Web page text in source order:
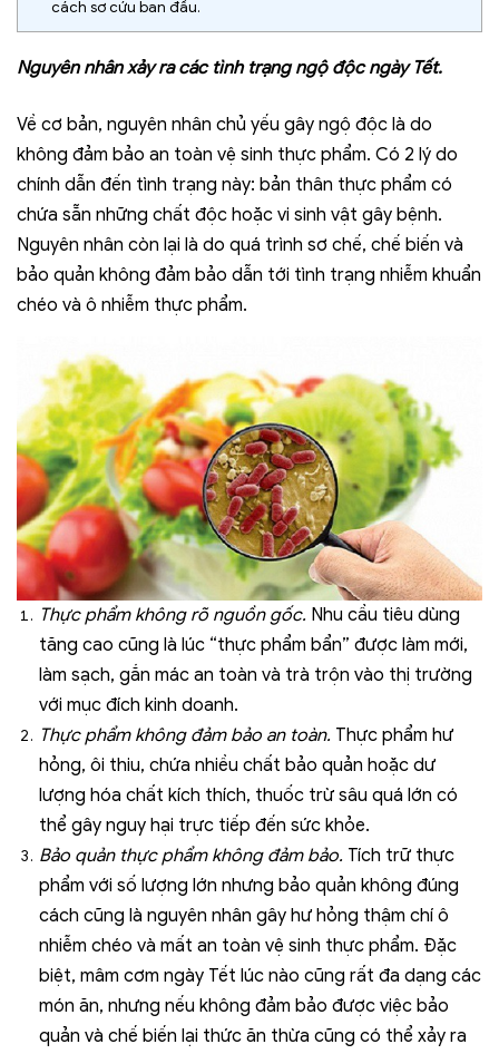
cách sơ cứu ban đầu.
Nguyên nhân xảy ra các tình trạng ngộ độc ngày Tết.
Về cơ bản, nguyên nhân chủ yếu gây ngộ độc là do
không đảm bảo an toàn vệ sinh thực phẩm. Có 2 lý do
chính dẫn đến tình trạng này: bản thân thực phẩm có
chứa sẵn những chất độc hoặc vi sinh vật gây bệnh.
Nguyên nhân còn lại là do quá trình sơ chế, chế biến và
bảo quản không đảm bảo dẫn tới tình trạng nhiễm khuẩn
chéo và ô nhiễm thực phẩm.
Thực phẩm không rõ nguồn gốc. Nhu cầu tiêu dùng
tăng cao cũng là lúc “thực phẩm bẩn” được làm mới,
làm sạch, gắn mác an toàn và trà trộn vào thị trường
với mục đích kinh doanh.
Thực phẩm không đảm bảo an toàn. Thực phẩm hư
hỏng, ôi thiu, chứa nhiều chất bảo quản hoặc dư
lượng hóa chất kích thích, thuốc trừ sâu quá lớn có
thể gây nguy hại trực tiếp đến sức khỏe.
Bảo quản thực phẩm không đảm bảo. Tích trữ thực
phẩm với số lượng lớn nhưng bảo quản không đúng
cách cũng là nguyên nhân gây hư hỏng thậm chí ô
nhiễm chéo và mất an toàn vệ sinh thực phẩm. Đặc
biệt, mâm cơm ngày Tết lúc nào cũng rất đa dạng các
món ăn, nhưng nếu không đảm bảo được việc bảo
quản và chế biến lại thức ăn thừa cũng có thể xảy ra